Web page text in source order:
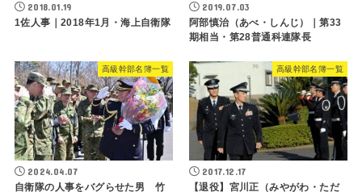
2018.01.19
1佐人事｜2018年1月・海上自衛隊
2019.07.03
阿部慎治（あべ・しんじ）｜第33
期相当・第28普通科連隊長
高級幹部名簿一覧
2024.04.07
自衛隊の人事をバグらせた男 竹
高級幹部名簿一覧
2017.12.17
【退役】宮川正（みやがわ・ただ